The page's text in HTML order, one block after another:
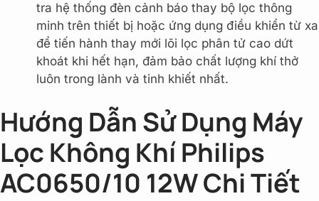
tra hệ thống đèn cảnh báo thay bộ lọc thông
minh trên thiết bị hoặc ứng dụng điều khiển từ xa
để tiến hành thay mới lõi lọc phân tử cao dứt
khoát khi hết hạn, đảm bảo chất lượng khí thở
luôn trong lành và tinh khiết nhất.
Hướng Dẫn Sử Dụng Máy
Lọc Không Khí Philips
AC0650/10 12W Chi Tiết